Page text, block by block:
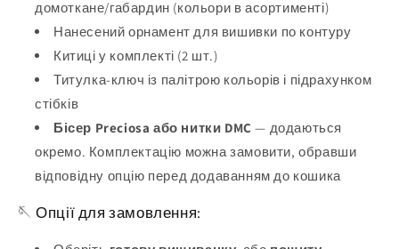
домоткане/габардин (кольори в асортименті)
Нанесений орнамент для вишивки по контуру
Китиці у комплекті (2 шт.)
Титулка-ключ із палітрою кольорів і підрахунком
стібків
Бісер Preciosa або нитки DMC — додаються
окремо. Комплектацію можна замовити, обравши
відповідну опцію перед додаванням до кошика
🪡 Опції для замовлення: